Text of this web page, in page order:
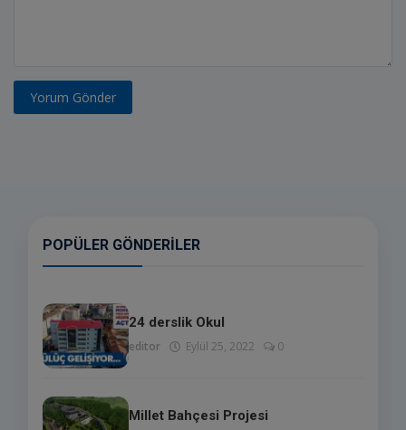
Yorum Gönder
POPÜLER GÖNDERILER
24 derslik Okul
editor Eylül 25, 2022 0
Millet Bahçesi Projesi